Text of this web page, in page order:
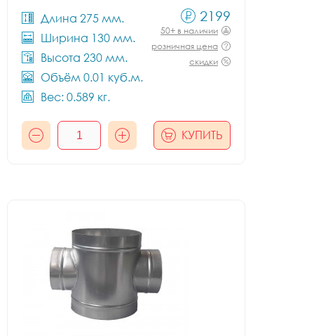
Длина 275 мм.
Ширина 130 мм.
Высота 230 мм.
Объём 0.01 куб.м.
Вес: 0.589 кг.
2199
50+ в наличии
розничная цена
скидки
КУПИТЬ